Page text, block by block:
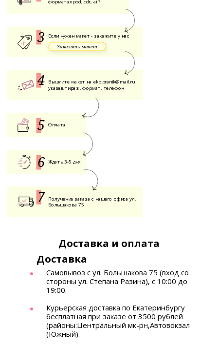
форматах psd, cdr, ai ?
Если нужен макет - закажите у нас
Заказать макет
Вышлите макет на ekb.pranik@mail.ru
указав тираж, формат, телефон
Оплата
Ждать 3-5 дня
Получение заказа с нашего офиса ул.
Большакова 75
Доставка и оплата
Доставка
Самовывоз с ул. Большакова 75 (вход со
стороны ул. Степана Разина), с 10:00 до
19:00.
Курьерская доставка по Екатеринбургу
бесплатная при заказе от 3500 рублей
(районы:Центральный мк-рн,Автовокзал
(Южный).